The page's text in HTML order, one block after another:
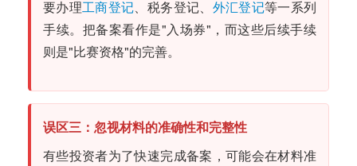
要办理工商登记、税务登记、 外汇登记等一系列
手续。把备案看作是"入场券"，而这些后续手续
则是"比赛资格"的完善。
误区三：忽视材料的准确性和完整性
有些投资者为了快速完成备案，可能会在材料准